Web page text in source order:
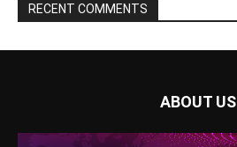
RECENT COMMENTS
ABOUT US